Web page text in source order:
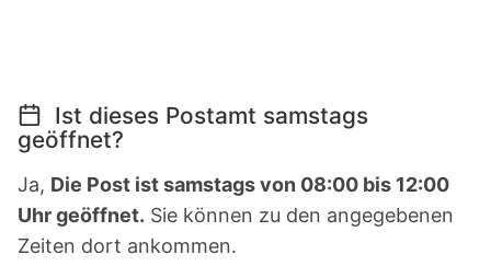
Ist dieses Postamt samstags
geöffnet?
Ja, Die Post ist samstags von 08:00 bis 12:00
Uhr geöffnet. Sie können zu den angegebenen
Zeiten dort ankommen.